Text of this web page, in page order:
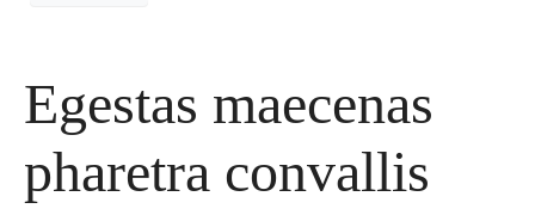
Egestas maecenas
pharetra convallis